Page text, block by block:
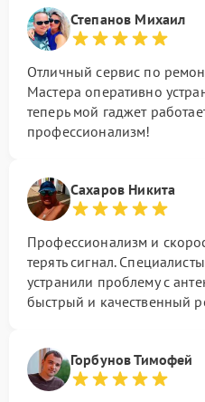
Степанов Михаил
Отличный сервис по
Мастера оперативно
теперь мой гаджет
профессионализм!
Сахаров Никита
Профессионализм и
терять сигнал.
устранили проблему с
быстрый и качественный
Горбунов Тимофей